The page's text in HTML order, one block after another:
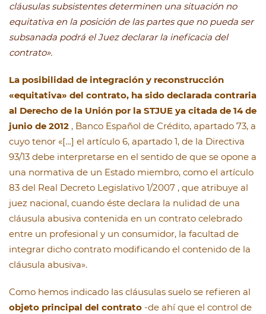
cláusulas subsistentes determinen una situación no
equitativa en la posición de las partes que no pueda ser
subsanada podrá el Juez declarar la ineficacia del
contrato».
La posibilidad de integración y reconstrucción
«equitativa» del contrato, ha sido declarada contraria
al Derecho de la Unión por la STJUE ya citada de 14 de
junio de 2012 , Banco Español de Crédito, apartado 73, a
cuyo tenor «[…] el artículo 6, apartado 1, de la Directiva
93/13 debe interpretarse en el sentido de que se opone a
una normativa de un Estado miembro, como el artículo
83 del Real Decreto Legislativo 1/2007 , que atribuye al
juez nacional, cuando éste declara la nulidad de una
cláusula abusiva contenida en un contrato celebrado
entre un profesional y un consumidor, la facultad de
integrar dicho contrato modificando el contenido de la
cláusula abusiva».
Como hemos indicado las cláusulas suelo se refieren al
objeto principal del contrato -de ahí que el control de